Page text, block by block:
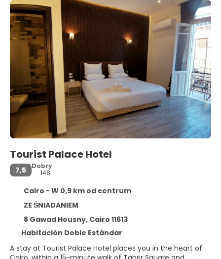
Tourist Palace Hotel
7,5
Dobry
148
Cairo - W 0,9 km od centrum
ZE ŚNIADANIEM
8 Gawad Housny, Cairo 11613
Habitación Doble Estándar
A stay at Tourist Palace Hotel places you in the heart of